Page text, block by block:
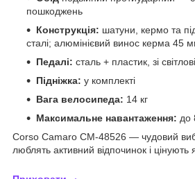
пошкоджень
Конструкція: шатуни, кермо та
сталі; алюмінієвий винос керма 45
Педалі: сталь + пластик, зі
Підніжка: у комплекті
Вага велосипеда: 14 кг
Максимальне навантаження: до
Corso Camaro CM-48526 — чудовий
люблять активний відпочинок і цінують